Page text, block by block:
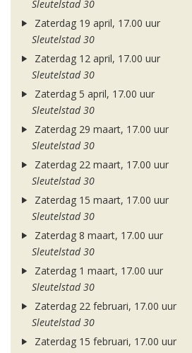
Sleutelstad 30
Zaterdag 19 april, 17.00 uur
Sleutelstad 30
Zaterdag 12 april, 17.00 uur
Sleutelstad 30
Zaterdag 5 april, 17.00 uur
Sleutelstad 30
Zaterdag 29 maart, 17.00 uur
Sleutelstad 30
Zaterdag 22 maart, 17.00 uur
Sleutelstad 30
Zaterdag 15 maart, 17.00 uur
Sleutelstad 30
Zaterdag 8 maart, 17.00 uur
Sleutelstad 30
Zaterdag 1 maart, 17.00 uur
Sleutelstad 30
Zaterdag 22 februari, 17.00 uur
Sleutelstad 30
Zaterdag 15 februari, 17.00 uur